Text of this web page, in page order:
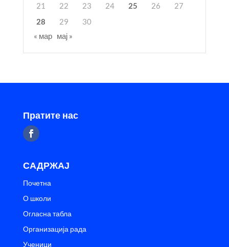
21
22 23 24 25 26
27
28
29
30
« мар мај »
Пратите нас
САДРЖАЈ
Почетна
О школи
Огласна табла
Организација рада
Ученици